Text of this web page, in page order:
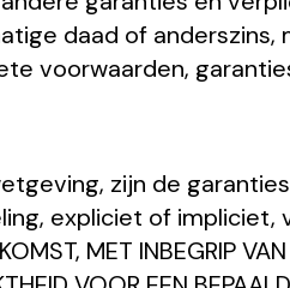
daad of
voorwaarden,
zijn de
expliciet of impliciet,
MET INBEGRIP